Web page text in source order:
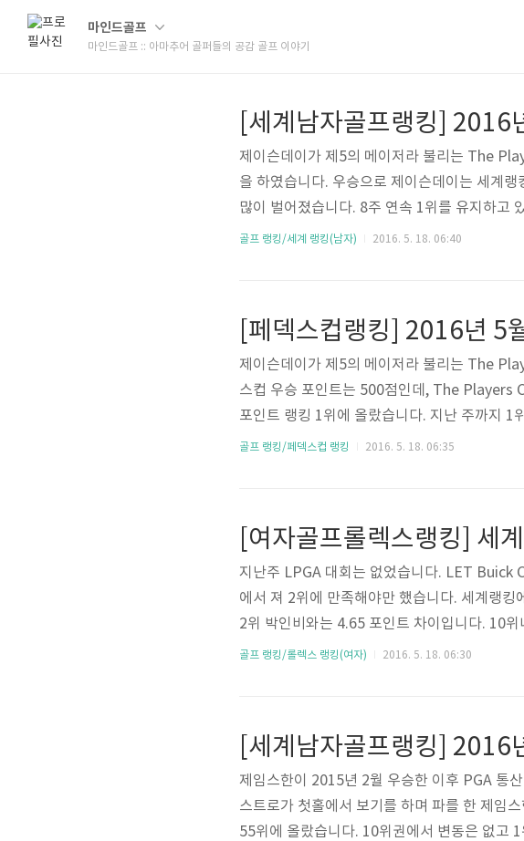
마인드골프
마인드골프 :: 아마추어 골퍼들의 공감 골프 이야기
[세계남자골프랭킹] 2016
제이슨데이가 제5의 메이저라 불리는 The
을 하였습니다. 우승으로 제이슨데이는 세계
많이 벌어졌습니다. 8주 연속 1위를 유지하고
(25
골프 랭킹/세계 랭킹(남자) 2016. 5. 18. 06:40
[페덱스컵랭킹] 2016년 5
제이슨데이가 제5의 메이저라 불리는 The
스컵 우승 포인트는 500점인데, The Players
포인트 랭킹 1위에 올랐습니다. 지난 주까지 1
[골프상식] #41. 페덱스컵 (FedEx Cup) 대
골프 랭킹/페덱스컵 랭킹 2016. 5. 18. 06:35
[여자골프롤렉스랭킹] 세
지난주 LPGA 대회는 없었습니다. LET Buick
에서 져 2위에 만족해야만 했습니다. 세계랭
2위 박인비와는 4.65 포인트 차이입니다. 10
5명입니다.* 출처 : http://
골프 랭킹/롤렉스 랭킹(여자) 2016. 5. 18. 06:30
[세계남자골프랭킹] 2016
제임스한이 2015년 2월 우승한 이후 PGA 통
스트로가 첫홀에서 보기를 하며 파를 한 제임
55위에 올랐습니다. 10위권에서 변동은 없고